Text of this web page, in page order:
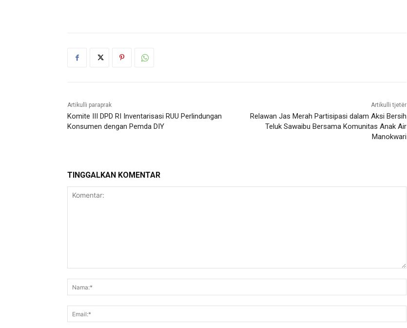
Artikulli paraprak
Komite III DPD RI Inventarisasi RUU Perlindungan
Konsumen dengan Pemda DIY
Artikulli tjetër
Relawan Jas Merah Partisipasi dalam Aksi Bersih
Teluk Sawaibu Bersama Komunitas Anak Air
Manokwari
TINGGALKAN KOMENTAR